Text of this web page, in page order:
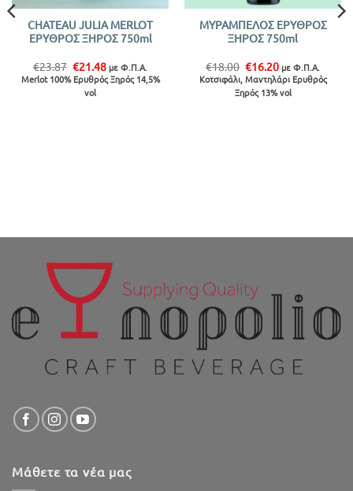
CHATEAU JULIA MERLOT
ΕΡΥΘΡΟΣ ΞΗΡΟΣ 750ml
€23.87 Original
price
was:
€23.87.
€21.48Η
τρέχουσα
τιμή
με Φ.Π.Α.
Merlot 100% Ερυθρός Ξηρός 14,5%
vol
ΜΥΡΑΜΠΕΛΟΣ ΕΡΥΘΡΟΣ
ΞΗΡΟΣ 750ml
€18.00 Original
price
was:
€18.00.
€16.20Η
τρέχουσα
τιμή
είναι:
με Φ.Π.Α.
Κοτσιφάλι, Μαντηλάρι Ερυθρός
Ξηρός 13% vol
Μάθετε τα νέα μας